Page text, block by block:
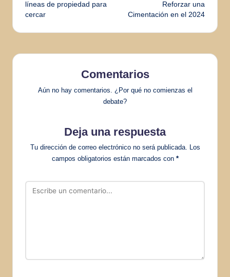
entradas
líneas de propiedad para
cercar
Reforzar una
Cimentación en el 2024
Comentarios
Aún no hay comentarios. ¿Por qué no comienzas el
debate?
Deja una respuesta
Tu dirección de correo electrónico no será publicada. Los
campos obligatorios están marcados con *